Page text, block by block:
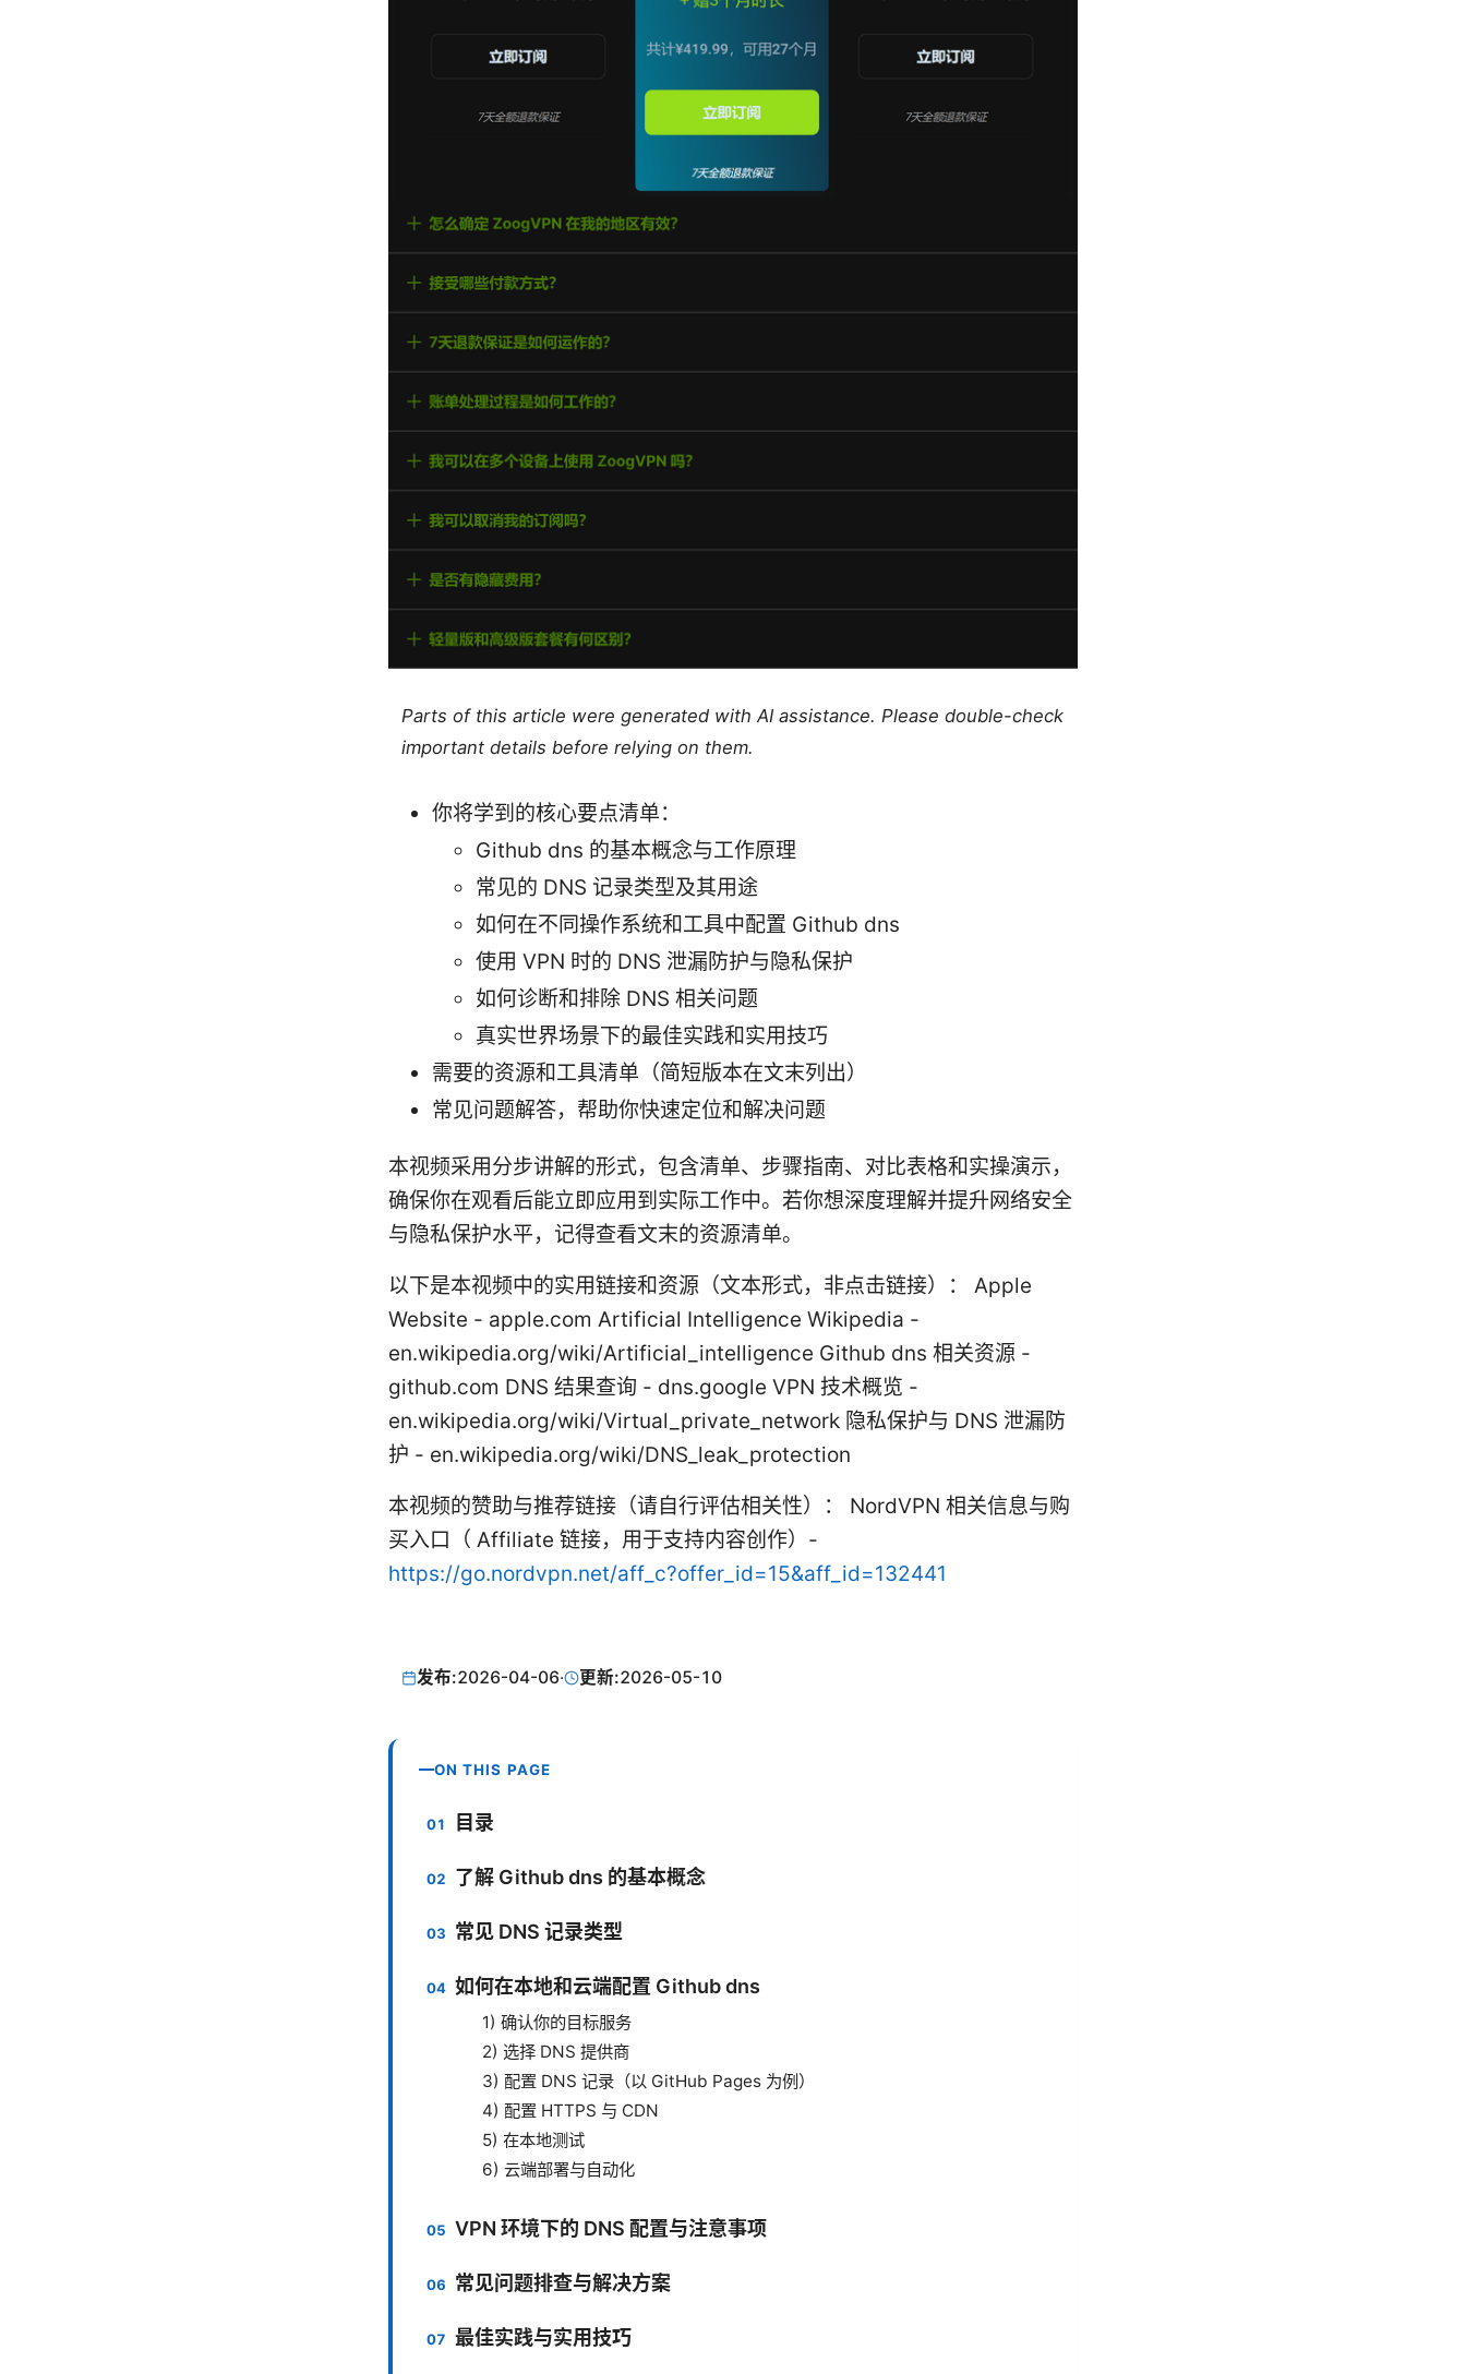
Parts of this article were generated with AI assistance. Please double-check
important details before relying on them.
你将学到的核心要点清单：
Github dns 的基本概念与工作原理
常见的 DNS 记录类型及其用途
如何在不同操作系统和工具中配置 Github dns
使用 VPN 时的 DNS 泄漏防护与隐私保护
如何诊断和排除 DNS 相关问题
真实世界场景下的最佳实践和实用技巧
需要的资源和工具清单（简短版本在文末列出）
常见问题解答，帮助你快速定位和解决问题
本视频采用分步讲解的形式，包含清单、步骤指南、对比表格和实操演示，
确保你在观看后能立即应用到实际工作中。若你想深度理解并提升网络安全
与隐私保护水平，记得查看文末的资源清单。
以下是本视频中的实用链接和资源（文本形式，非点击链接）： Apple
Website - apple.com Artificial Intelligence Wikipedia -
en.wikipedia.org/wiki/Artificial_intelligence Github dns 相关资源 -
github.com DNS 结果查询 - dns.google VPN 技术概览 -
en.wikipedia.org/wiki/Virtual_private_network 隐私保护与 DNS 泄漏防
护 - en.wikipedia.org/wiki/DNS_leak_protection
本视频的赞助与推荐链接（请自行评估相关性）： NordVPN 相关信息与购
买入口（ Affiliate 链接，用于支持内容创作）-
https://go.nordvpn.net/aff_c?offer_id=15&aff_id=132441
发布:2026-04-06· 更新:2026-05-10
ON THIS PAGE
目录
了解 Github dns 的基本概念
常见 DNS 记录类型
如何在本地和云端配置 Github dns
1) 确认你的目标服务
2) 选择 DNS 提供商
3) 配置 DNS 记录（以 GitHub Pages 为例）
4) 配置 HTTPS 与 CDN
5) 在本地测试
6) 云端部署与自动化
VPN 环境下的 DNS 配置与注意事项
常见问题排查与解决方案
最佳实践与实用技巧